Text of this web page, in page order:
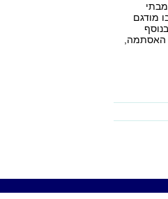
מודגם
האסתמה,